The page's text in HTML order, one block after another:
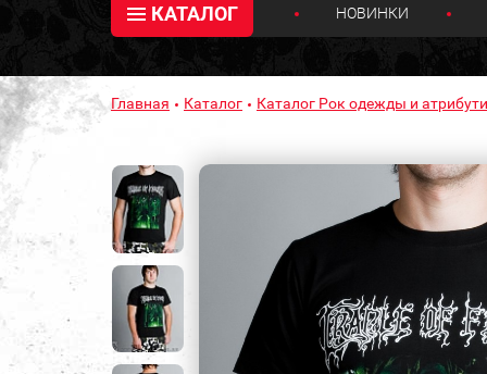
КАТАЛОГ НОВИНКИ
Главная Каталог Каталог Рок одежды и